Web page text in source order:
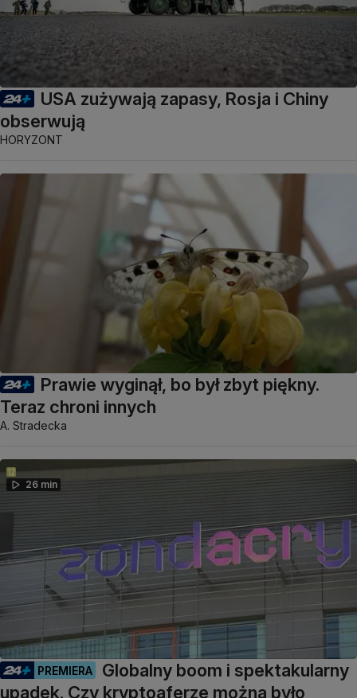
USA zużywają zapasy, Rosja i Chiny
obserwują
HORYZONT
Prawie wyginął, bo był zbyt piękny.
Teraz chroni innych
A. Stradecka
26 min
PREMIERA
Globalny boom i spektakularny
upadek. Czy kryptoaferze można było